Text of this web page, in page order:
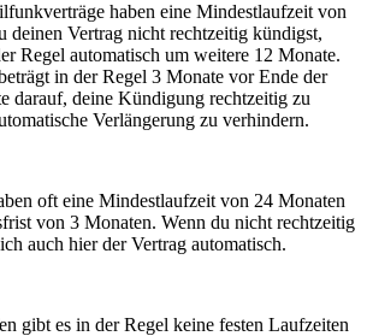
haben eine Mindestlaufzeit von
deinen Vertrag nicht rechtzeitig kündigst,
Regel automatisch um weitere 12 Monate.
in der Regel 3 Monate vor Ende der
darauf, deine Kündigung rechtzeitig zu
Verlängerung zu verhindern.
oft eine Mindestlaufzeit von 24 Monaten
von 3 Monaten. Wenn du nicht rechtzeitig
auch hier der Vertrag automatisch.
gibt es in der Regel keine festen Laufzeiten